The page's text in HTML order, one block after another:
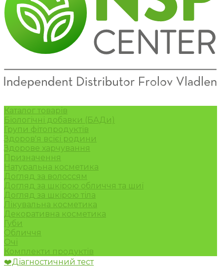
Каталог товарів
Біологічні добавки (БАДи)
Групи фітопродуктів
Здоров'я всієї родини
Здорове харчування
Призначення
Натуральна косметика
Догляд за волоссям
Догляд за шкірою обличчя та шиї
Догляд за шкірою тіла
Лікувальна косметика
Декоративна косметика
Губи
Обличчя
Очі
Комплекти продуктів
❤️Діагностичний тест